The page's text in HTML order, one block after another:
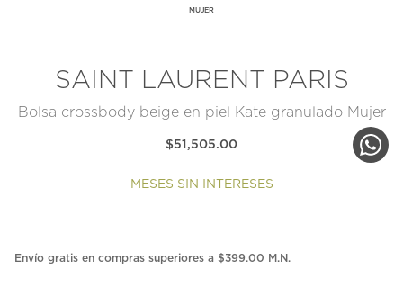
MUJER
SAINT LAURENT PARIS
Bolsa crossbody beige en piel Kate granulado Mujer
$51,505.00
MESES SIN INTERESES
Envío gratis en compras superiores a $399.00 M.N.